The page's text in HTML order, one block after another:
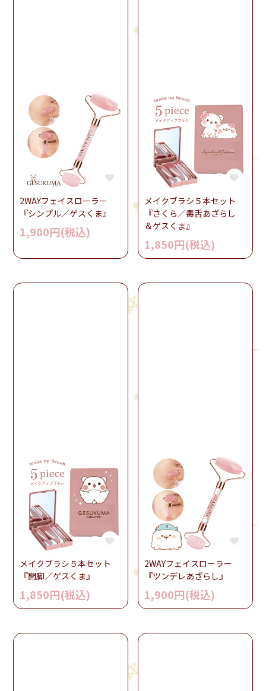
2WAYフェイスローラー
『シンプル／ゲスくま』
1,900円(税込)
メイクブラシ５本セット
『さくら／毒舌あざらし
＆ゲスくま』
1,850円(税込)
メイクブラシ５本セット
『開脚／ゲスくま』
1,850円(税込)
2WAYフェイスローラー
『ツンデレあざらし』
1,900円(税込)